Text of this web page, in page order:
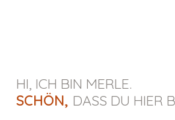
HI, ICH BIN MERLE.
SCHÖN, DASS DU HIER